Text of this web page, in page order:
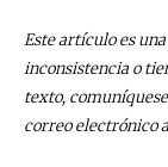
Este artículo es
inconsistencia o
texto,
correo electrónico a